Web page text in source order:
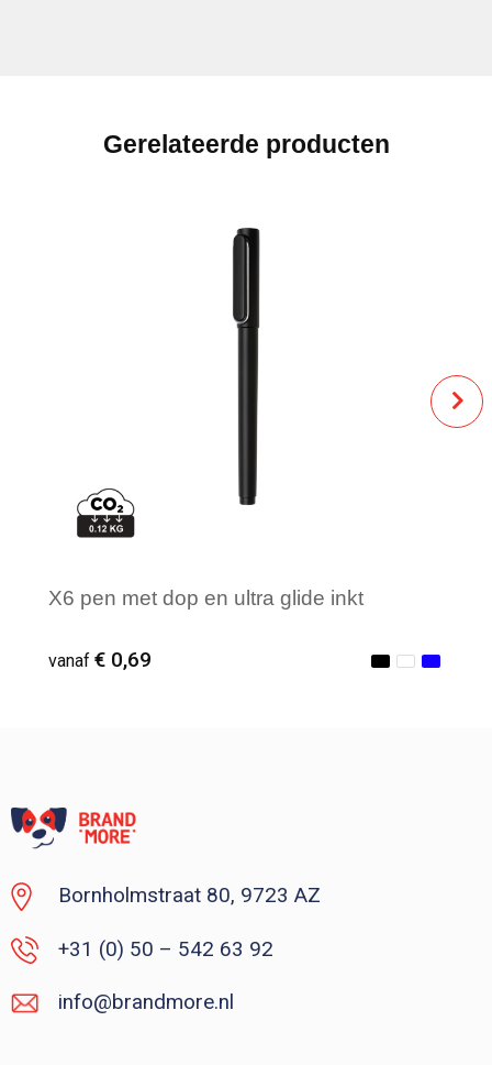
Gerelateerde producten
X6 pen met dop en ultra glide inkt
vanaf € 0,69
Bornholmstraat 80, 9723 AZ
+31 (0) 50 – 542 63 92
info@brandmore.nl